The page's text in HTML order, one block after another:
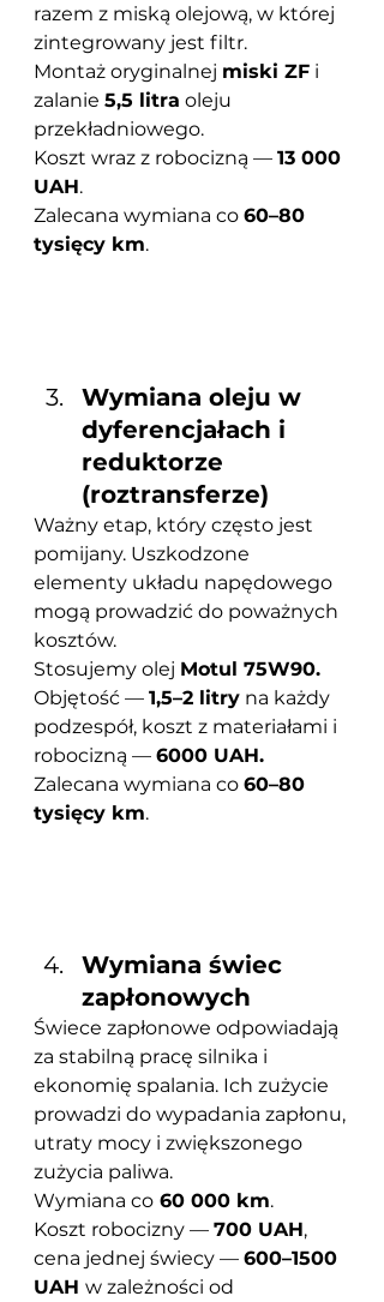
razem z miską olejową, w której
zintegrowany jest filtr.
Montaż oryginalnej miski ZF i
zalanie 5,5 litra oleju
przekładniowego.
Koszt wraz z robocizną — 13 000
UAH.
Zalecana wymiana co 60–80
tysięcy km.
Wymiana oleju w
dyferencjałach i
reduktorze
(roztransferze)
Ważny etap, który często jest
pomijany. Uszkodzone
elementy układu napędowego
mogą prowadzić do poważnych
kosztów.
Stosujemy olej Motul 75W90.
Objętość — 1,5–2 litry na każdy
podzespół, koszt z materiałami i
robocizną — 6000 UAH.
Zalecana wymiana co 60–80
tysięcy km
Wymiana świec
zapłonowych
Świece zapłonowe odpowiadają
za stabilną pracę silnika i
ekonomię spalania. Ich zużycie
prowadzi do wypadania zapłonu,
utraty mocy i zwiększonego
zużycia paliwa.
Wymiana co 60 000 km.
Koszt robocizny — 700 UAH,
cena jednej świecy — 600–1500
UAH w zależności od